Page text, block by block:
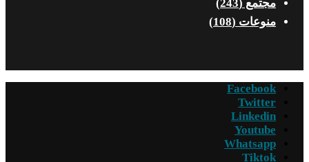
مجتمع (243)
منوعات (108)
Facebook
Twitter
Linkedin
Youtube
Whatsapp
Tiktok